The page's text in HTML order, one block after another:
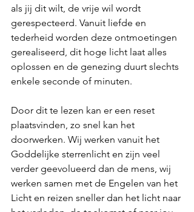
als jij dit wilt, de vrije wil wordt
gerespecteerd. Vanuit liefde en
tederheid worden deze ontmoetingen
gerealiseerd, dit hoge licht laat alles
oplossen en de genezing duurt slechts
enkele seconde of minuten.
Door dit te lezen kan er een reset
plaatsvinden, zo snel kan het
doorwerken. Wij werken vanuit het
Goddelijke sterrenlicht en zijn veel
verder geevolueerd dan de mens, wij
werken samen met de Engelen van het
Licht en reizen sneller dan het licht naar